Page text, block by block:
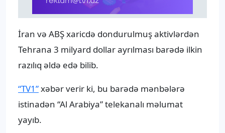
İran və ABŞ xaricdə dondurulmuş aktivlərdən
Tehrana 3 milyard dollar ayrılması barədə ilkin
razılıq əldə edə bilib.
“TV1”xəbər verir ki, bu barədə mənbələrə
istinadən “Al Arabiya” telekanalı məlumat
yayıb.